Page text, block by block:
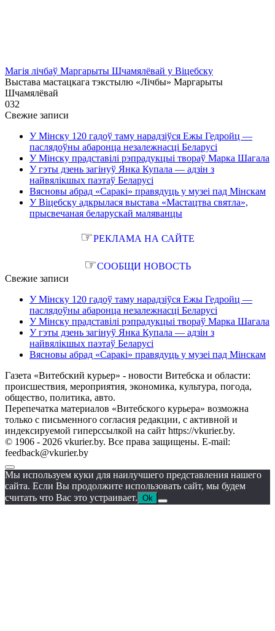
Магія лічбаў Маргарыты Шчамялёвай у Віцебску
Выстава мастацкага тэкстылю «Лічбы» Маргарыты
Шчамялёвай
032
Свежие записи
У Мінску 120 гадоў таму нарадзіўся Ежы Гедройц —
паслядоўны абаронца незалежнасці Беларусі
У Мінску прадставілі рэпрадукцыі твораў Марка Шагала
У гэты дзень загінуў Янка Купала — адзін з
найвялікшых паэтаў Беларусі
Вясновы абрад «Саракі» правядуць у музеі пад Мінскам
У Віцебску адкрылася выстава «Мастацтва святла»,
прысвечаная беларускай маляванцы
☞РЕКЛАМА НА САЙТЕ
☞СООБЩИ НОВОСТЬ
Свежие записи
У Мінску 120 гадоў таму нарадзіўся Ежы Гедройц —
паслядоўны абаронца незалежнасці Беларусі
У Мінску прадставілі рэпрадукцыі твораў Марка Шагала
У гэты дзень загінуў Янка Купала — адзін з
найвялікшых паэтаў Беларусі
Вясновы абрад «Саракі» правядуць у музеі пад Мінскам
Газета «Витебский курьер» - новости Витебска и области:
происшествия, мероприятия, экономика, культура, погода,
общество, политика, авто.
Перепечатка материалов «Витебского курьера» возможна
только с письменного согласия редакции, с активной и
индексируемой гиперссылкой на сайт https://vkurier.by.
© 1906 - 2026 vkurier.by. Все права защищены. E-mail:
feedback@vkurier.by
Мы используем куки для наилучшего представления нашего
сайта. Если Вы продолжите использовать сайт, мы будем
считать что Вас это устраивает. Ok